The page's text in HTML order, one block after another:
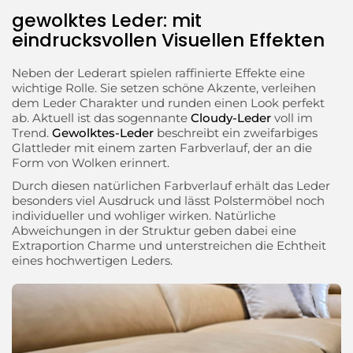
gewolktes Leder: mit
eindrucksvollen Visuellen Effekten
Neben der Lederart spielen raffinierte Effekte eine
wichtige Rolle. Sie setzen schöne Akzente, verleihen
dem Leder Charakter und runden einen Look perfekt
ab. Aktuell ist das sogennante Cloudy-Leder voll im
Trend. Gewolktes-Leder beschreibt ein zweifarbiges
Glattleder mit einem zarten Farbverlauf, der an die
Form von Wolken erinnert.
Durch diesen natürlichen Farbverlauf erhält das Leder
besonders viel Ausdruck und lässt Polstermöbel noch
individueller und wohliger wirken. Natürliche
Abweichungen in der Struktur geben dabei eine
Extraportion Charme und unterstreichen die Echtheit
eines hochwertigen Leders.